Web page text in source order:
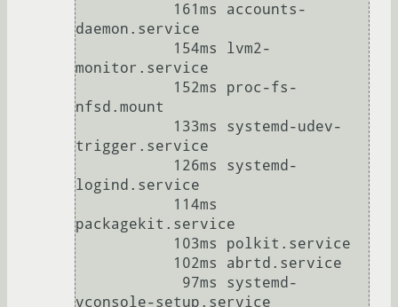
daemon.service
monitor.service
nfsd.mount
trigger.service
logind.service
packagekit.service
vconsole-setup.service